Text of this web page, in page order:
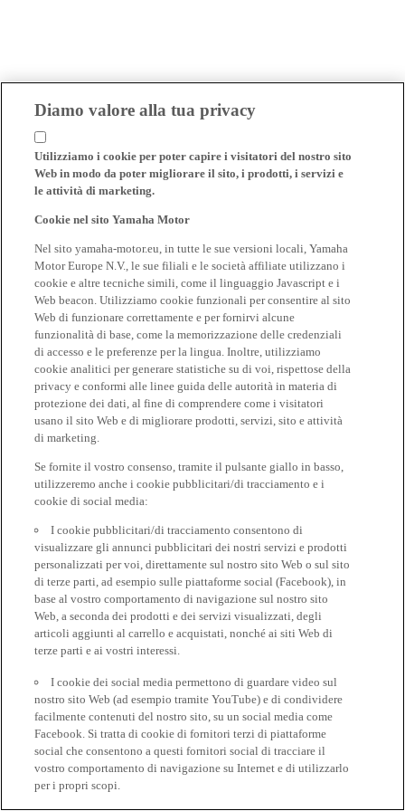
Diamo valore alla tua privacy
Utilizziamo i cookie per poter capire i visitatori del nostro sito
Web in modo da poter migliorare il sito, i prodotti, i servizi e
le attività di marketing.
Cookie nel sito Yamaha Motor
Nel sito yamaha-motor.eu, in tutte le sue versioni locali, Yamaha
Motor Europe N.V., le sue filiali e le società affiliate utilizzano i
cookie e altre tecniche simili, come il linguaggio Javascript e i
Web beacon. Utilizziamo cookie funzionali per consentire al sito
Web di funzionare correttamente e per fornirvi alcune
funzionalità di base, come la memorizzazione delle credenziali
di accesso e le preferenze per la lingua. Inoltre, utilizziamo
cookie analitici per generare statistiche su di voi, rispettose della
privacy e conformi alle linee guida delle autorità in materia di
protezione dei dati, al fine di comprendere come i visitatori
usano il sito Web e di migliorare prodotti, servizi, sito e attività
di marketing.
Se fornite il vostro consenso, tramite il pulsante giallo in basso,
utilizzeremo anche i cookie pubblicitari/di tracciamento e i
cookie di social media:
I cookie pubblicitari/di tracciamento consentono di
visualizzare gli annunci pubblicitari dei nostri servizi e prodotti
personalizzati per voi, direttamente sul nostro sito Web o sul sito
di terze parti, ad esempio sulle piattaforme social (Facebook), in
base al vostro comportamento di navigazione sul nostro sito
Web, a seconda dei prodotti e dei servizi visualizzati, degli
articoli aggiunti al carrello e acquistati, nonché ai siti Web di
terze parti e ai vostri interessi.
I cookie dei social media permettono di guardare video sul
nostro sito Web (ad esempio tramite YouTube) e di condividere
facilmente contenuti del nostro sito, su un social media come
Facebook. Si tratta di cookie di fornitori terzi di piattaforme
social che consentono a questi fornitori social di tracciare il
vostro comportamento di navigazione su Internet e di utilizzarlo
per i propri scopi.